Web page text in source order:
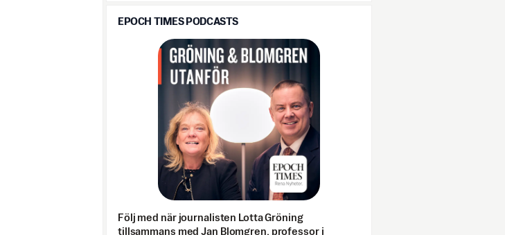
EPOCH TIMES PODCASTS
Följ med när journalisten Lotta Gröning
tillsammans med Jan Blomgren, professor i